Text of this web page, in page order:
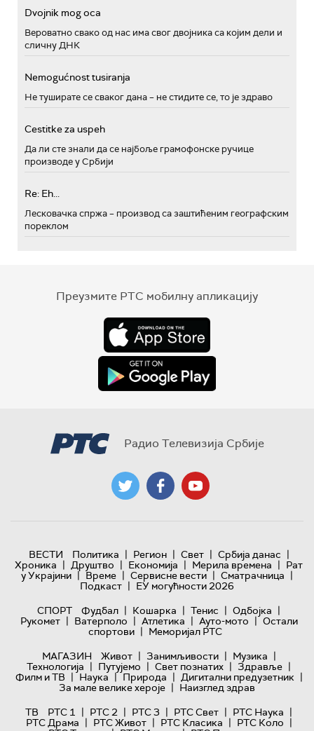
Dvojnik mog oca
Вероватно свако од нас има свог двојника са којим дели и
сличну ДНК
Nemogućnost tusiranja
Не туширате се сваког дана – не стидите се, то је здраво
Cestitke za uspeh
Да ли сте знали да се најбоље грамофонске ручице
производе у Србији
Re: Eh...
Лесковачка спржа – производ са заштићеним географским
пореклом
Преузмите РТС мобилну апликацију
Радио Телевизија Србије
ВЕСТИ Политика | Регион | Свет | Србија данас |
Хроника | Друштво | Економија | Мерила времена | Рат
у Украјини | Време | Сервисне вести | Сматрачница |
Подкаст | ЕУ могућности 2026
СПОРТ
Фудбал | Кошарка | Тенис | Одбојка |
Рукомет | Ватерполо | Атлетика | Ауто-мото | Остали
спортови | Меморијал РТС
МАГАЗИН
Живот | Занимљивости | Музика |
Технологијa | Путујемо | Свет познатих | Здравље |
Филм и ТВ | Наука | Природа | Дигитални предузетник |
За мале велике хероје | Наизглед здрав
ТВ
РТС 1 | РТС 2 | РТС 3 | РТС Свет | РТС Наука |
РТС Драма | РТС Живот | РТС Класика | РТС Коло |